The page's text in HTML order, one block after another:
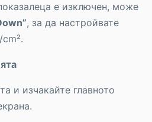
е изключен, може
, за да настройвате
и изчакайте главното